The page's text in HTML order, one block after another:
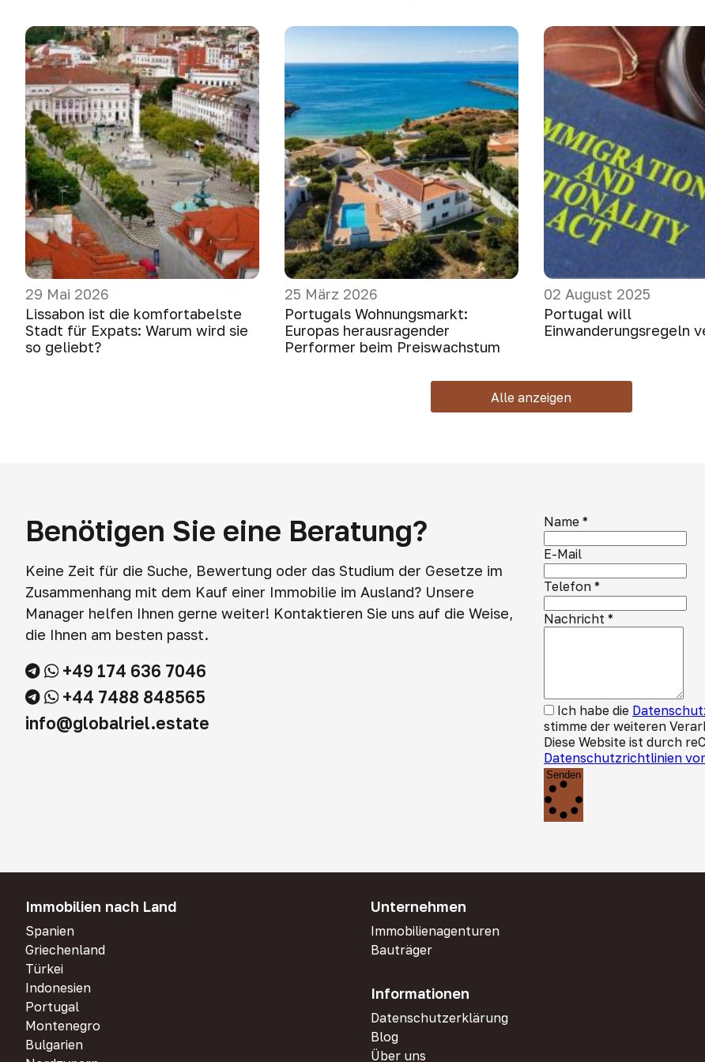
29 Mai 2026
Lissabon ist die komfortabelste
Stadt für Expats: Warum wird sie
so geliebt?
25 März 2026
Portugals Wohnungsmarkt:
Europas herausragender
Performer beim Preiswachstum
02 August 2025
Portugal will
Einwanderungsregeln
Alle anzeigen
Benötigen Sie eine Beratung?
Keine Zeit für die Suche, Bewertung oder das Studium der Gesetze im
Zusammenhang mit dem Kauf einer Immobilie im Ausland? Unsere
Manager helfen Ihnen gerne weiter! Kontaktieren Sie uns auf die Weise,
die Ihnen am besten passt.
+49 174 636 7046
+44 7488 848565
info@globalriel.estate
Name *
E-Mail
Telefon *
Nachricht *
Ich habe die
stimme der weiteren
Diese Website ist durch
Datenschutzrichtlinien
Senden
Immobilien nach Land
Spanien
Griechenland
Türkei
Indonesien
Portugal
Montenegro
Bulgarien
Unternehmen
Immobilienagenturen
Bauträger
Informationen
Datenschutzerklärung
Blog
Über uns